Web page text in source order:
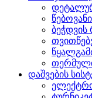
ბეჭდვის
დაშვების